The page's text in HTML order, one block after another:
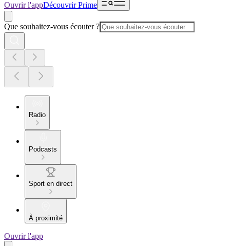
Ouvrir l'appDécouvrir Prime
Que souhaitez-vous écouter ?
Radio
Podcasts
Sport en direct
À proximité
Ouvrir l'app